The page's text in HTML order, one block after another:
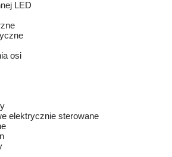
LED
osi
elektrycznie sterowane